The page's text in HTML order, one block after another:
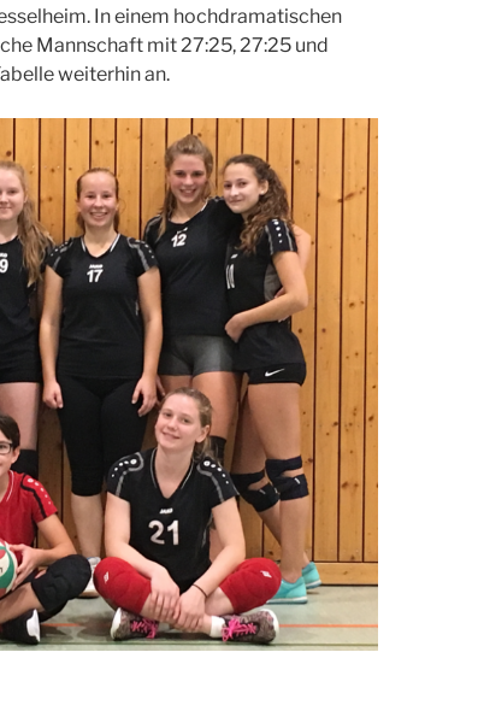
In einem hochdramatischen
Mannschaft mit 27:25, 27:25 und
weiterhin an.